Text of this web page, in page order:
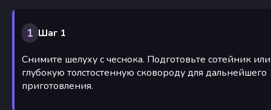
1 Шаг 1
Снимите шелуху с чеснока. Подготовьте сотейник или
глубокую толстостенную сковороду для дальнейшего
приготовления.